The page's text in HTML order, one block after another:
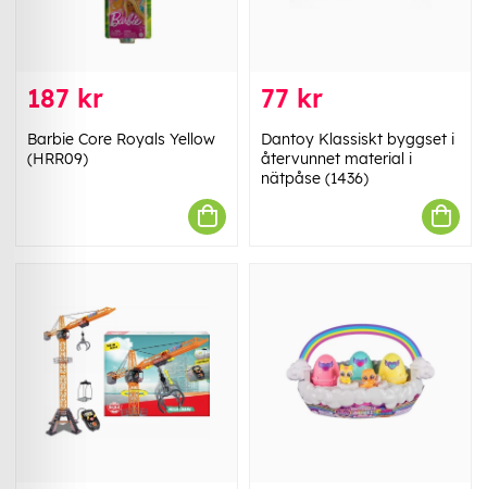
187 kr
Barbie Core Royals Yellow
(HRR09)
77 kr
Dantoy Klassiskt byggset i
återvunnet material i
nätpåse (1436)